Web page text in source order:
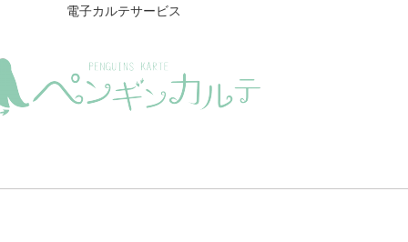
電子カルテサービス